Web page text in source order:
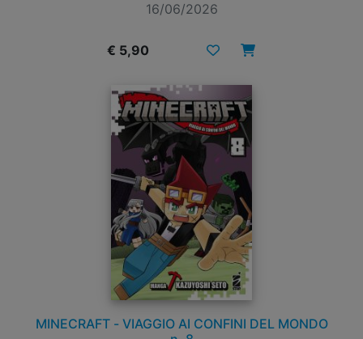
16/06/2026
€ 5,90
MINECRAFT - VIAGGIO AI CONFINI DEL MONDO